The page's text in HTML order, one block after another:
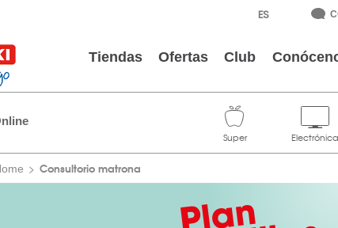
Tiendas Ofertas Club
Consultorio matrona